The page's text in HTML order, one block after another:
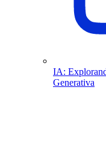
IA:
Generativa